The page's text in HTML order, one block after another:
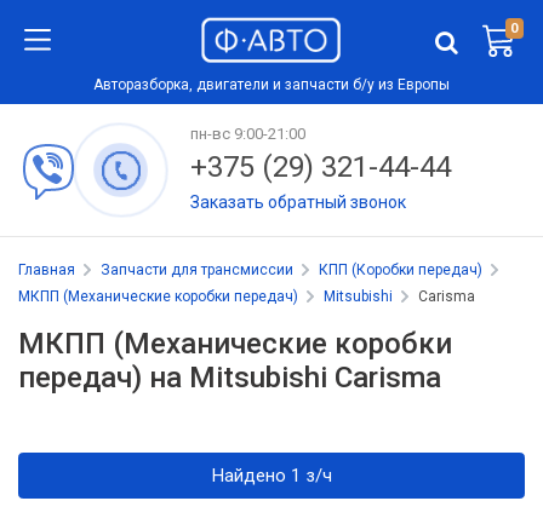
0
Авторазборка, двигатели и запчасти б/у из Европы
пн-вс 9:00-21:00
+375 (29) 321-44-44
Заказать обратный звонок
Главная Запчасти для трансмиссии
КПП (Коробки передач)
МКПП (Механические коробки передач)
Mitsubishi Carisma
МКПП (Механические коробки
передач) на Mitsubishi Carisma
Найдено 1 з/ч